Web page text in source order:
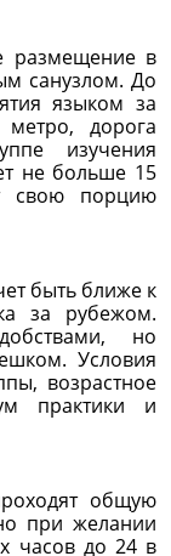
размещение в
санузлом. До
языком за
дорога
изучения
не больше 15
свою порцию
быть ближе к
за рубежом.
но
Условия
возрастное
практики и
общую
при желании
часов до 24 в